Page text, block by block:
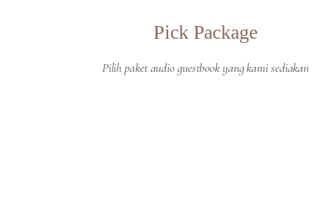
Pick Package
Pilih paket audio guestbook yang kami sediakan